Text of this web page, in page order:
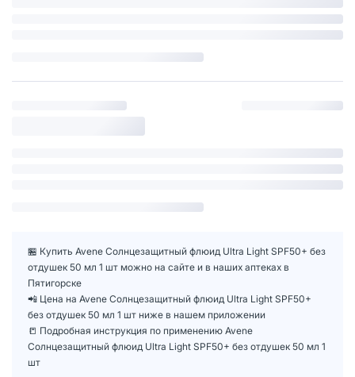
🏪 Купить Avene Cолнцезащитный флюид Ultra Light SPF50+ без
отдушек 50 мл 1 шт можно на сайте и в наших аптеках в
Пятигорске
📲 Цена на Avene Cолнцезащитный флюид Ultra Light SPF50+
без отдушек 50 мл 1 шт ниже в нашем приложении
📒 Подробная инструкция по применению Avene
Cолнцезащитный флюид Ultra Light SPF50+ без отдушек 50 мл 1
шт